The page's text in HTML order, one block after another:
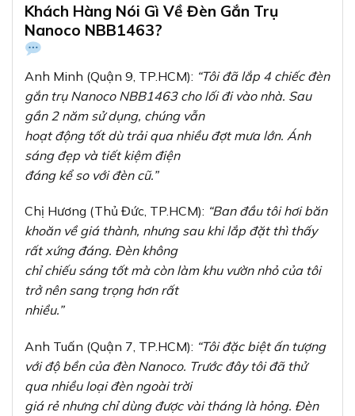
Khách Hàng Nói Gì Về Đèn Gắn Trụ
Nanoco NBB1463?
Anh Minh (Quận 9, TP.HCM): “Tôi đã lắp 4 chiếc đèn
gắn trụ Nanoco NBB1463 cho lối đi vào nhà. Sau
gần 2 năm sử dụng, chúng vẫn
hoạt động tốt dù trải qua nhiều đợt mưa lớn. Ánh
sáng đẹp và tiết kiệm điện
đáng kể so với đèn cũ.”
Chị Hương (Thủ Đức, TP.HCM): “Ban đầu tôi hơi băn
khoăn về giá thành, nhưng sau khi lắp đặt thì thấy
rất xứng đáng. Đèn không
chỉ chiếu sáng tốt mà còn làm khu vườn nhỏ của tôi
trở nên sang trọng hơn rất
nhiều.”
Anh Tuấn (Quận 7, TP.HCM): “Tôi đặc biệt ấn tượng
với độ bền của đèn Nanoco. Trước đây tôi đã thử
qua nhiều loại đèn ngoài trời
giá rẻ nhưng chỉ dùng được vài tháng là hỏng. Đèn